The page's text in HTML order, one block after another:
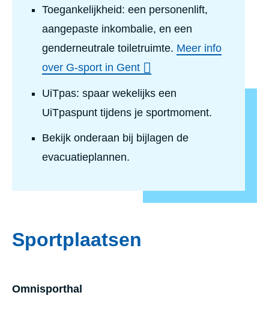
Toegankelijkheid: een personenlift,
aangepaste inkombalie, en een
genderneutrale toiletruimte. Meer info
over G-sport in Gent
UiTpas: spaar wekelijks een
UiTpaspunt tijdens je sportmoment.
Bekijk onderaan bij bijlagen de
evacuatieplannen.
Sportplaatsen
Omnis­port­hal